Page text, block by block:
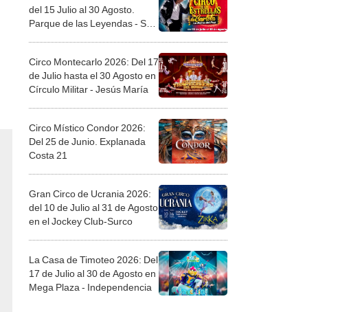
del 15 Julio al 30 Agosto.
Parque de las Leyendas - San
Circo Montecarlo 2026: Del 17
de Julio hasta el 30 Agosto en
Círculo Militar - Jesús María
Circo Místico Condor 2026:
Del 25 de Junio. Explanada
Costa 21
Gran Circo de Ucrania 2026:
del 10 de Julio al 31 de Agosto
en el Jockey Club-Surco
La Casa de Timoteo 2026: Del
17 de Julio al 30 de Agosto en
Mega Plaza - Independencia